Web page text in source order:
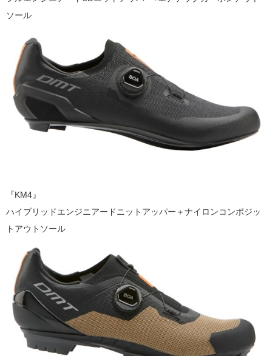
ソール
『KM4』
ハイブリッドエンジニアードニットアッパー＋ナイロンコンポジッ
トアウトソール